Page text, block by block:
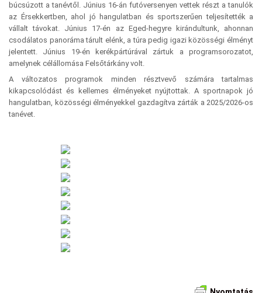
búcsúzott a tanévtől. Június 16-án futóversenyen vettek részt a tanulók
az Érsekkertben, ahol jó hangulatban és sportszerűen teljesítették a
vállalt távokat. Június 17-én az Eged-hegyre kirándultunk, ahonnan
csodálatos panoráma tárult elénk, a túra pedig igazi közösségi élményt
jelentett. Június 19-én kerékpártúrával zártuk a programsorozatot,
amelynek célállomása Felsőtárkány volt.
A változatos programok minden résztvevő számára tartalmas
kikapcsolódást és kellemes élményeket nyújtottak. A sportnapok jó
hangulatban, közösségi élményekkel gazdagítva zárták a 2025/2026-os
tanévet.